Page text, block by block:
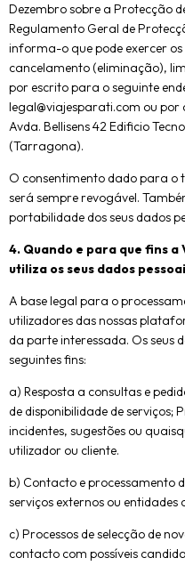
Dezembro sobre a Protecção
Regulamento Geral de
informa-o que pode exercer
cancelamento (eliminação),
por escrito para o seguinte
legal@viajesparati.com ou por
Avda. Bellisens 42 Edificio
(Tarragona).
O consentimento dado para o
será sempre revogável.
portabilidade dos seus dados
4. Quando e para que fins a
utiliza os seus dados
A base legal para o
utilizadores das nossas
da parte interessada. Os seus
seguintes fins:
a) Resposta a consultas e
de disponibilidade de serviços;
incidentes, sugestões ou
utilizador ou cliente.
b) Contacto e processamento
serviços externos ou
c) Processos de selecção de
contacto com possíveis